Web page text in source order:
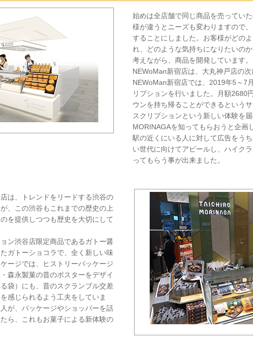
始めは全店舗で同じ商品を売ってい
様が違うとニーズも変わりますので
することにしました。お客様がどの
れ、どのような気持ちになりたいの
考えながら、商品を開発しています。
NEWoMan新宿店は、大丸神戸店の次
NEWoMan新宿店では、2019年5～7
リプションを行いました。月額2680
ウンを持ち帰ることができるという
スクリプションという新しい体験を
MORINAGAを知ってもらおうと企画
駅の近くにいる人に対して広告をう
い世代に向けてアピールし、ハイク
ってもらう事が出来ました。
は、トレンドをリードする渋谷の
、この渋谷もこれまでの歴史の上
を提供しつつも歴史を大切にして
ン渋谷店限定商品であるガトー醤
ガトーショコラで、全く新しい味
ージでは、ヒストリーパッケージ
森永製菓の昔のポスターをデザイ
袋）にも、昔のスクランブル交差
感じられるよう工夫をしていま
が、パッケージやショッパーを話
ら、これもお菓子による新体験の